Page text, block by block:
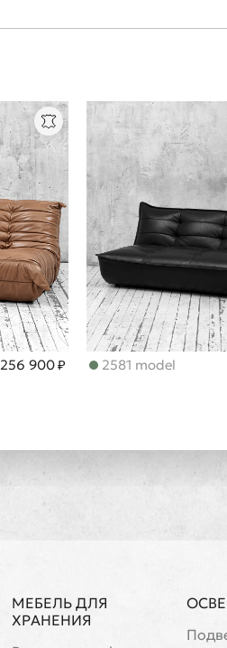
256 900 ₽ 2581 model
МЕБЕЛЬ ДЛЯ
ХРАНЕНИЯ